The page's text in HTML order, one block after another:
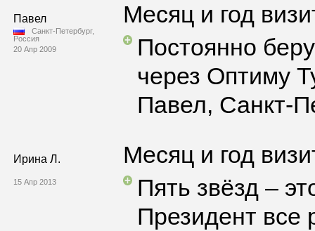
Павел
Санкт-Петербург,
Россия
20 Апр 2009
Месяц и год
Постоянно
через Оптиму
Павел, Санкт-
Ирина Л.
15 Апр 2013
Месяц и год
Пять звёзд –
Президент все